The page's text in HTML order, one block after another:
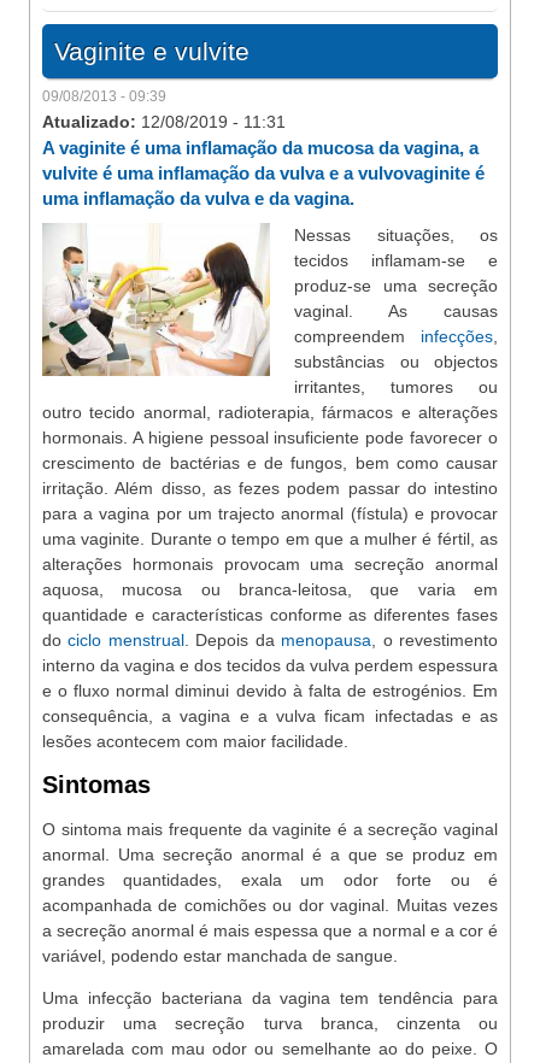
Vaginite e vulvite
09/08/2013 - 09:39
Atualizado: 12/08/2019 - 11:31
A vaginite é uma inflamação da mucosa da vagina, a
vulvite é uma inflamação da vulva e a vulvovaginite é
uma inflamação da vulva e da vagina.
Nessas situações, os
tecidos inflamam-se e
produz-se uma secreção
vaginal. As causas
compreendem infecções
substâncias ou objectos
irritantes, tumores ou
outro tecido anormal, radioterapia, fármacos e alterações
hormonais. A higiene pessoal insuficiente pode favorecer o
crescimento de bactérias e de fungos, bem como causar
irritação. Além disso, as fezes podem passar do intestino
para a vagina por um trajecto anormal (fístula) e provocar
uma vaginite. Durante o tempo em que a mulher é fértil, as
alterações hormonais provocam uma secreção anormal
aquosa, mucosa ou branca-leitosa, que varia em
quantidade e características conforme as diferentes fases
dociclo menstrual. Depois da menopausa , o revestimento
interno da vagina e dos tecidos da vulva perdem espessura
e o fluxo normal diminui devido à falta de estrogénios. Em
consequência, a vagina e a vulva ficam infectadas e as
lesões acontecem com maior facilidade.
Sintomas
O sintoma mais frequente da vaginite é a secreção vaginal
anormal. Uma secreção anormal é a que se produz em
grandes quantidades, exala um odor forte ou é
acompanhada de comichões ou dor vaginal. Muitas vezes
a secreção anormal é mais espessa que a normal e a cor é
variável, podendo estar manchada de sangue.
Uma infecção bacteriana da vagina tem tendência para
produzir uma secreção turva branca, cinzenta ou
amarelada com mau odor ou semelhante ao do peixe. O